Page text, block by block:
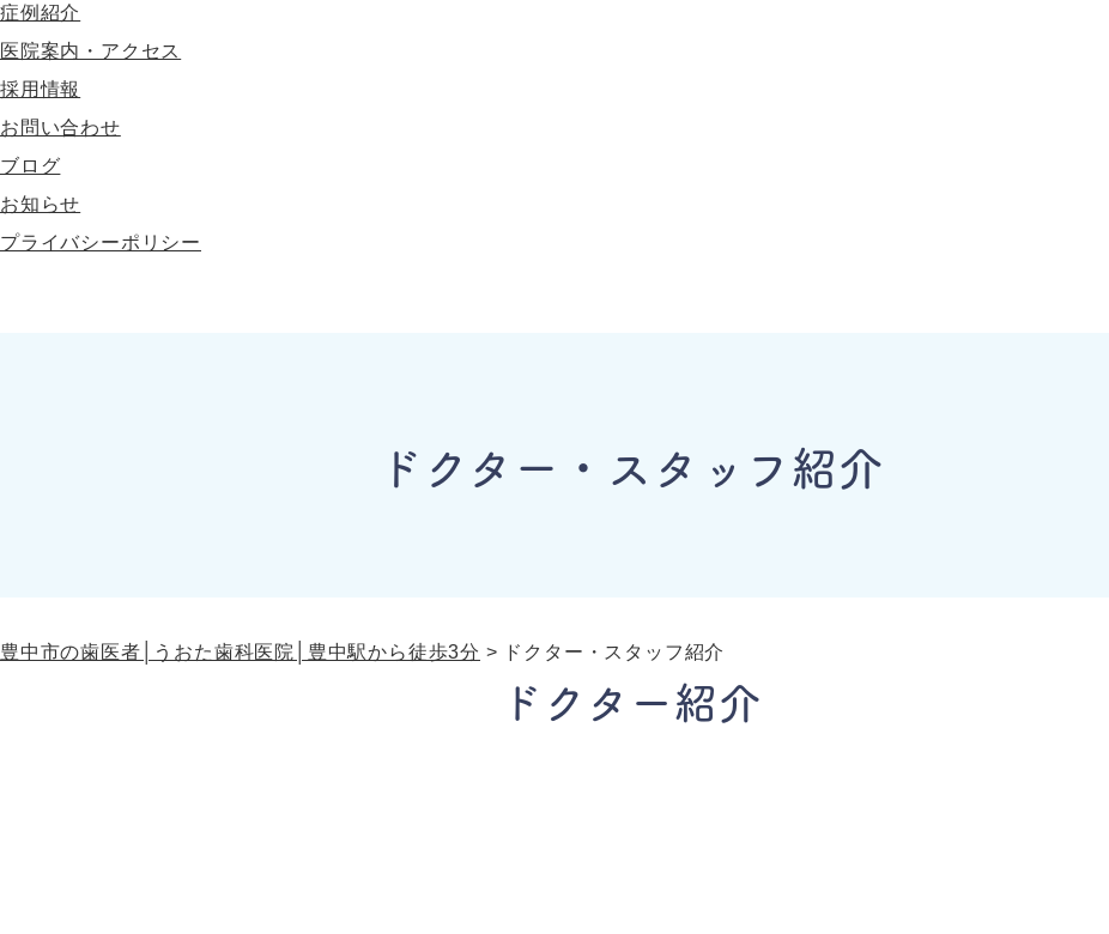
症例紹介
医院案内・アクセス
採用情報
お問い合わせ
ブログ
お知らせ
プライバシーポリシー
ドクター・スタッフ紹介
豊中市の歯医者│うおた歯科医院│豊中駅から徒歩3分 > ドクター・スタッフ紹介
ドクター紹介